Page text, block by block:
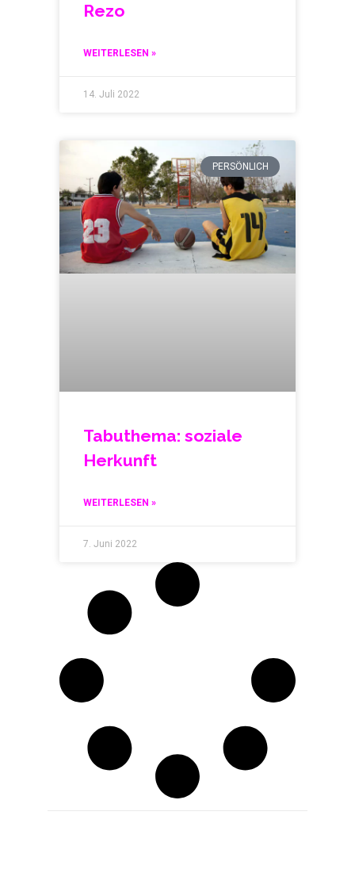
Rezo
WEITERLESEN »
14. Juli 2022
PERSÖNLICH
Tabuthema: soziale
Herkunft
WEITERLESEN »
7. Juni 2022